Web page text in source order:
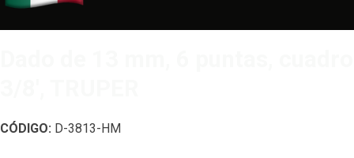
CÓDIGO: D-3813-HM